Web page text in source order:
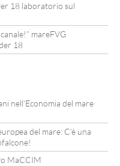
18 laboratorio sul
mareFVG
18
nell’Economia del mare
del mare: C’è una
MaCCIM